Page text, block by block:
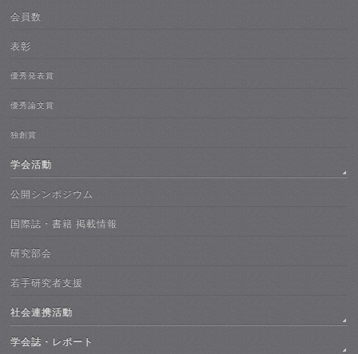
会員数
表彰
優秀発表賞
優秀論文賞
独創賞
学会活動
公開シンポジウム
国際誌・書籍 掲載情報
研究部会
若手研究者支援
社会連携活動
学会誌・レポート